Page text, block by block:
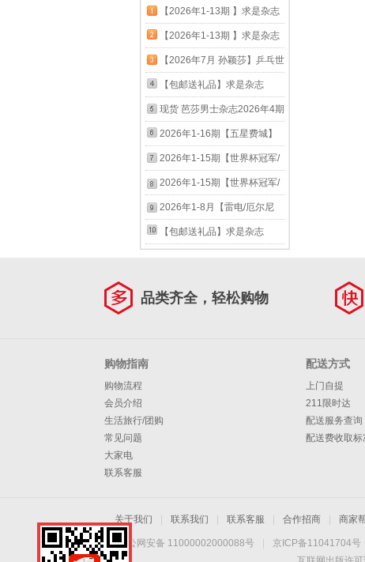
【2026年1-13期 】求是杂志
2025年1-24期半月谈申论范
文素材省考公务员考试教材时
事政治时政热点国考2026考
公遴选军队文职教资 【六月
份】2026年11-12期
【2026年1-13期 】求是杂志
2025年1-24期半月谈申论范
文素材省考公务员考试教材时
事政治时政热点国考2026考
公遴选军队文职教资 求是
2026年1-13期
【2026年7月 孙颖莎】乒乓世
界杂志2026年10月起订阅 体
育运动乒乓球赛事教学技巧期
刊 乒乓世界2026年7月【孙颖
莎】
【包邮送礼品】求是杂志
2026年全年杂志订阅包邮半
月刊 一年共24期当月起订 公
务员考试参考书籍资料时事政
治思想期刊 其他月份起订请
备注 【求是每期发 赠6本时政
类杂志】2026年1月起订
现货 芭莎男士杂志2026年4期
封面 吴世勋 A/B/C/D版套装
期刊杂志 d版套装
2026年1-16期【五星费城】
NBA特刊杂志/NBA那些年我
们一起追的球星1/2/3/4乔丹科
比艾弗森哈登篮球书人物传记
体育篮球球星自传LCWH
2024年8月上15期【詹库杜合
2026年1-15期【世界杯冠军/
姆巴佩/梅西/哈兰德 美加墨全
记录】足球周刊 杂志2026年
10月起订阅足球赛事体育资讯
新闻报道 期刊 【普通版 封面
11期
2026年1-15期【世界杯冠军/
姆巴佩/梅西/哈兰德 美加墨全
记录】足球周刊 杂志2026年
【世界杯冠军】
2026年1-8月【雷电/厄尔尼
诺/全年/半年订阅】博物杂志
自然科普百科全书 适合7-15
【包邮送礼品】求是杂志
务员考试参考书籍资料时事政
品类齐全，轻松购物
购物指南
购物流程
会员介绍
生活旅行/团购
常见问题
大家电
联系客服
配送方式
上门自提
211限时达
配送服务查询
配送费收取标
关于我们 联系我们 联系客服 合作招商 商家
京公网安备 11000002000088号 京ICP备11041704号